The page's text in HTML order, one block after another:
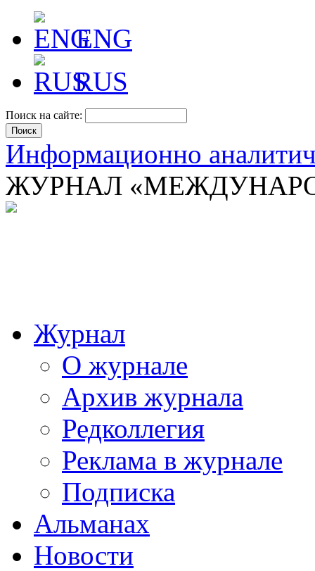
ENG
RUS
Поиск на сайте:
Информационно
ЖУРНАЛ
Журнал
О журнале
Архив журнала
Редколлегия
Реклама в журнале
Подписка
Альманах
Новости